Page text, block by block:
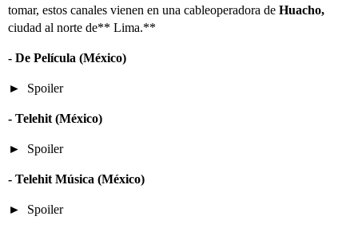
tomar, estos canales vienen en una cableoperadora de Huacho,
ciudad al norte de** Lima.**
- De Película (México)
Spoiler
- Telehit (México)
Spoiler
- Telehit Música (México)
Spoiler